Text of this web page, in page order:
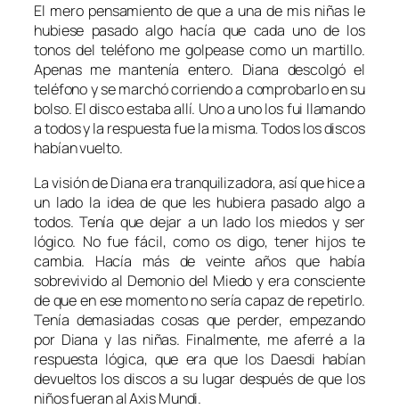
El mero pensamiento de que a una de mis niñas le
hubiese pasado algo hacía que cada uno de los
tonos del teléfono me golpease como un martillo.
Apenas me mantenía entero. Diana descolgó el
teléfono y se marchó corriendo a comprobarlo en su
bolso. El disco estaba allí. Uno a uno los fui llamando
a todos y la respuesta fue la misma. Todos los discos
habían vuelto.
La visión de Diana era tranquilizadora, así que hice a
un lado la idea de que les hubiera pasado algo a
todos. Tenía que dejar a un lado los miedos y ser
lógico. No fue fácil, como os digo, tener hijos te
cambia. Hacía más de veinte años que había
sobrevivido al Demonio del Miedo y era consciente
de que en ese momento no sería capaz de repetirlo.
Tenía demasiadas cosas que perder, empezando
por Diana y las niñas. Finalmente, me aferré a la
respuesta lógica, que era que los Daesdi habían
devueltos los discos a su lugar después de que los
niños fueran al Axis Mundi.